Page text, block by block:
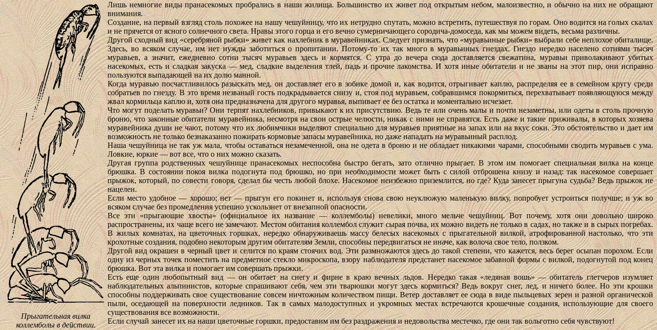
Прыгательная вилка
коллемболы в действии.
Лишь немногие виды пранасекомых пробрались в наши жилища. Большинство их живет под открытым небом, малоизвестно, и обычно на них не обращают
внимания.
Создание, на первый взгляд столь похожее на нашу чешуйницу, что их нетрудно спутать, можно встретить, путешествуя по горам. Оно водится на голых скалах
и не прячется от ясного солнечного света. Нравы этого горца и его вечно сумерничающего сородича-домоседа, как мы можем видеть, весьма различны.
Другой сходный вид «серебряной рыбки» живет как нахлебник в муравейниках. Следует признать, что «муравьиные рыбки» выбрали себе неплохое обиталище.
Здесь, во всяком случае, им нет нужды заботиться о пропитании. Потому-то их так много в муравьиных гнездах. Гнездо нередко населено сотнями тысяч
муравьев, а значит, ежедневно сотни тысяч муравьев здесь и кормятся. С утра до вечера сюда доставляется свежатина, муравьи приволакивают убитых
насекомых, есть и сладкая закуска — мед, сладкие выделения тлей, падь и прочие лакомства. И хотя иные обитатели и не званы на этот пир, они исправно
пользуются выпадающей на их долю манной.
Когда муравью посчастливилось разыскать мед, он доставляет его в зобике домой и, как водится, отрыгивает каплю, распределяя ее в семейном кругу среди
собратьев по гнезду. В это время незваный гость подкрадывается снизу и, стоя под муравьем, собравшимся покормиться, перехватывает появляющуюся между
жвал кормильца каплю и, хотя она предназначена для другого муравья, выпивает ее без остатка и моментально исчезает.
Что могут поделать муравьи? Они терпят нахлебников, привыкают к их присутствию. Ведь те или очень малы и почти незаметны, или одеты в столь прочную
броню, что законные обитатели муравейника, несмотря на свои острые челюсти, никак с ними не справятся. Есть даже и такие приживалы, в которых хозяева
муравейника души не чают, потому что их любимчики выделяют специально для муравьев приятные на запах или на вкус соки. Это обстоятельство и дает им
возможность не только безнаказанно пожирать кормовые запасы муравейника, но даже нападать на муравьиный расплод.
Наша чешуйница не так уж мала, чтобы оставаться незамеченной, она не одета в броню и не обладает никакими чарами, способными сводить муравьев с ума.
Ловкие, юркие — вот все, что о них можно сказать.
Другая группа родственных чешуйнице пранасекомых неспособна быстро бегать, зато отлично прыгает. В этом им помогает специальная вилка на конце
брюшка. В состоянии покоя вилка подогнута под брюшко, но при необходимости может быть с силой отброшена книзу и назад: так насекомое совершает
прыжок, который, по совести говоря, сделал бы честь любой блохе. Насекомое неизбежно приземлится, но где? Куда занесет прыгуна судьба? Ведь прыжок не
нацелен.
Если место удобное — хорошо; нет — прыгун его покинет и, используя снова свою неуклюжую маленькую вилку, попробует устроиться получше; и уж во
всяком случае без промедления успешно ускользнет от внезапной опасности.
Все эти «прыгающие хвосты» (официальное их название — коллемболы) невелики, много мельче чешуйниц. Вот почему, хотя они довольно широко
распространены, их чаще всего не замечают. Местом обитания коллембол служит сырая почва, их можно видеть не только в садах, но также и в сырых погребах.
В жилых комнатах, на цветочных горшках, нередко обнаруживаешь массу белесых насекомых с прыгательной вилкой, атрофированной настолько, что эти
крохотные создания, подобно некоторым другим обитателям Земли, способны передвигаться не иначе, как волоча свое тело, ползком.
Другой вид окрашен в черный цвет и селится по краям стоячих вод. Эти размножаются здесь до такой степени, что кажется, весь берег осыпан порохом. Если
одну из черных точек поместить на предметное стекло микроскопа, взору наблюдателя предстанет насекомое забавной формы с вилкой, подогнутой под конец
брюшка. Вот эта вилка и помогает им совершать прыжки.
Есть еще один любопытный вид — он обитает на снегу и фирне в краю вечных льдов. Нередко такая «ледяная вошь» — обитатель глетчеров изумляет
наблюдательных альпинистов, которые спрашивают себя, чем эти тварюшки могут здесь кормиться? Ведь вокруг снег, лед, и ничего более. Но эти крошки
способны поддерживать свое существование совсем ничтожным количеством пищи. Ветер доставляет ее сюда в виде пыльцевых зерен и разной органической
пыли, оседающей на поверхности ледников. Так в самых малодоступных и укромных местах встречаются крошечные создания, использующие для своего
существования все возможности.
Если случай занесет их на наши цветочные горшки, предоставим им без раздражения и недовольства местечко, где они так вольготно себя чувствуют!